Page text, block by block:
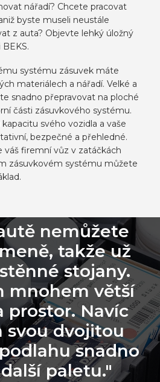
nářadí? Chcete pracovat
byste museli neustále
z auta? Objevte lehký úložný
systému zásuvek máte
materiálech a nářadí. Velké a
snadno přepravovat na ploché
části zásuvkového systému.
svého vozidla a vaše
bezpečné a přehledné.
váš firemní vůz v zatáčkách
zásuvkovém systému můžete
nemůžete
takže už
stojany.
mnohem větší
prostor. Navíc
svou dvojitou
snadno
paletu."